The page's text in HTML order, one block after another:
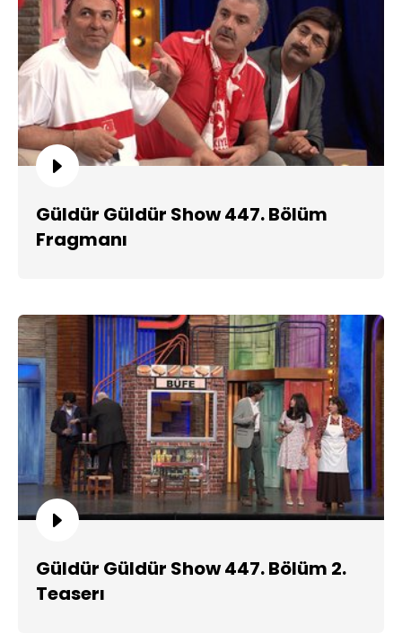
Güldür Güldür Show 447. Bölüm
Fragmanı
Güldür Güldür Show 447. Bölüm 2.
Teaserı